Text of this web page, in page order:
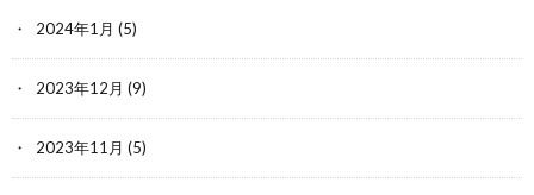
2024年1月 (5)
2023年12月 (9)
2023年11月 (5)